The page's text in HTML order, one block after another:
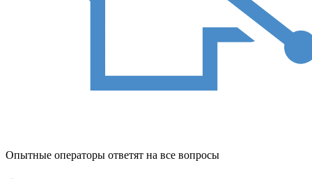
Опытные операторы ответят на все вопросы